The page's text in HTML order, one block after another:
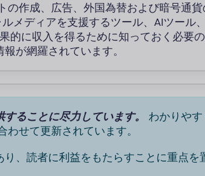
の作成、広告、外国為替および暗号通貨
メディアを支援するツール、AIツール
的に収入を得るために知っておく必要
報が網羅されています。
ることに尽力しています。
わかりや
せて更新されています。
、読者に利益をもたらすことに重点を